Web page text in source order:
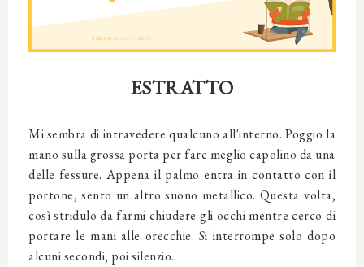
ESTRATTO
Mi sembra di intravedere qualcuno all'interno. Poggio la
mano sulla grossa porta per fare meglio capolino da una
delle fessure. Appena il palmo entra in contatto con il
portone, sento un altro suono metallico. Questa volta,
così stridulo da farmi chiudere gli occhi mentre cerco di
portare le mani alle orecchie. Si interrompe solo dopo
alcuni secondi, poi silenzio.